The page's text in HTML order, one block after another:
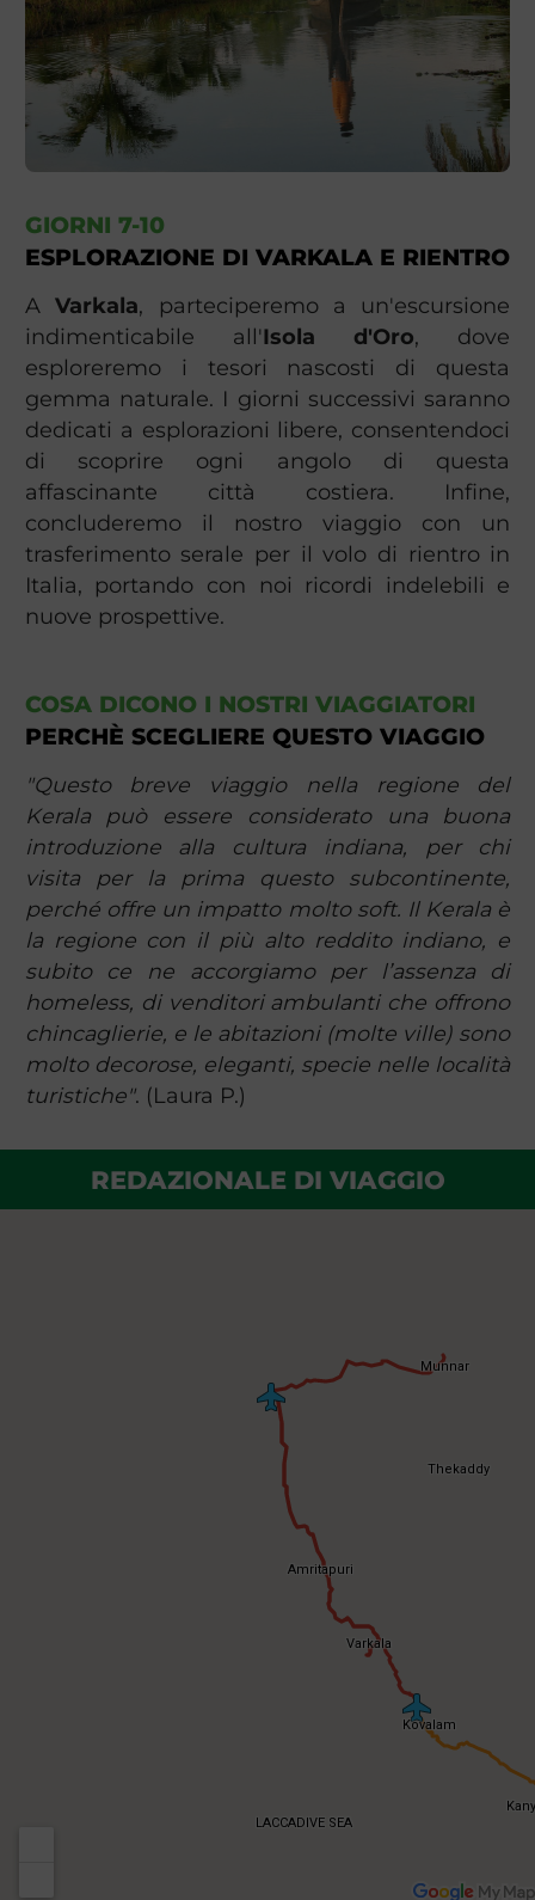
GIORNI 7-10
ESPLORAZIONE DI VARKALA E RIENTRO
AVarkala, parteciperemo a un'escursione
indimenticabile all'Isola d'Oro, dove
esploreremo i tesori nascosti di questa
gemma naturale. I giorni successivi saranno
dedicati a esplorazioni libere, consentendoci
di scoprire ogni angolo di questa
affascinante città costiera. Infine,
concluderemo il nostro viaggio con un
trasferimento serale per il volo di rientro in
Italia, portando con noi ricordi indelebili e
nuove prospettive.
COSA DICONO I NOSTRI VIAGGIATORI
PERCHÈ SCEGLIERE QUESTO VIAGGIO
"Questo breve viaggio nella regione del
Kerala può essere considerato una buona
introduzione alla cultura indiana, per chi
visita per la prima questo subcontinente,
perché offre un impatto molto soft. Il Kerala è
la regione con il più alto reddito indiano, e
subito ce ne accorgiamo per l’assenza di
homeless, di venditori ambulanti che offrono
chincaglierie, e le abitazioni (molte ville) sono
molto decorose, eleganti, specie nelle località
turistiche". (Laura P.)
REDAZIONALE DI VIAGGIO